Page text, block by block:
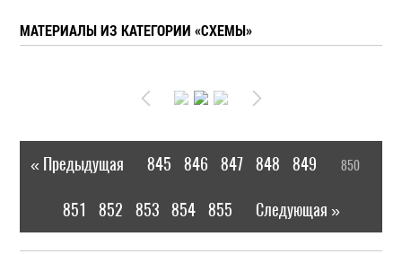
МАТЕРИАЛЫ ИЗ КАТЕГОРИИ «СХЕМЫ»
« Предыдущая 845 846 847 848 849 850
851 852 853 854 855 Следующая »